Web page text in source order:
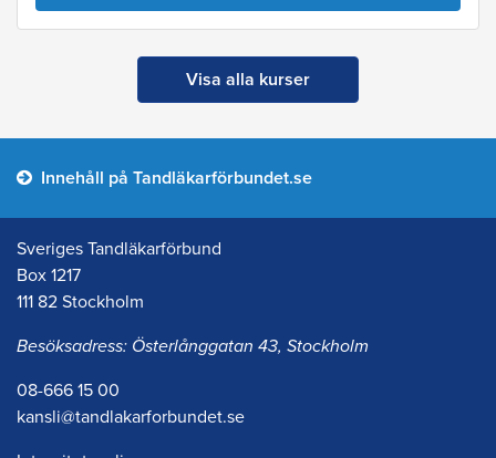
Visa alla kurser
Innehåll på Tandläkarförbundet.se
Sveriges Tandläkarförbund
Box 1217
111 82 Stockholm
Besöksadress: Österlånggatan 43, Stockholm
08-666 15 00
kansli@tandlakarforbundet.se